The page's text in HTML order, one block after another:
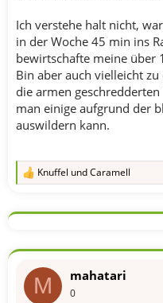
Ich verstehe halt nicht,
in der Woche 45 min ins
bewirtschafte meine über
Bin aber auch vielleicht
die armen
man einige aufgrund der
auswildern kann.
R
k
o
e
n
Knuffel undCaramell
M mahatari
0